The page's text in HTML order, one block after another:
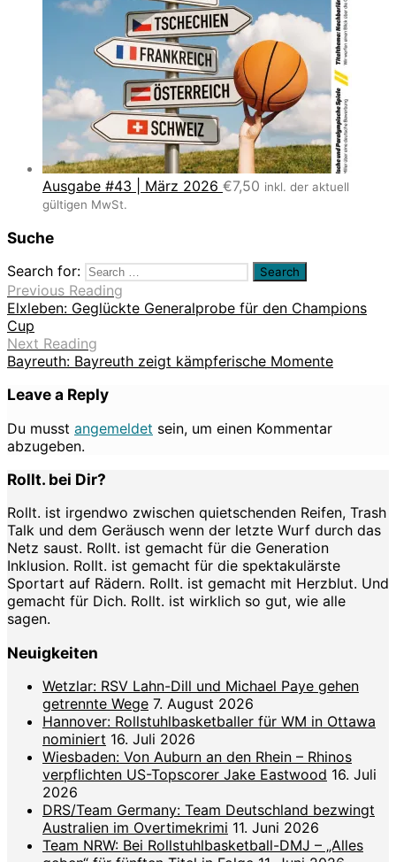
Ausgabe #43 | März 2026 €7,50 inkl. der aktuell
gültigen MwSt.
Suche
Search for:
Previous Reading
Elxleben: Geglückte Generalprobe für den Champions
Cup
Next Reading
Bayreuth: Bayreuth zeigt kämpferische Momente
Leave a Reply
Du musst angemeldet sein, um einen Kommentar
abzugeben.
Rollt. bei Dir?
Rollt. ist irgendwo zwischen quietschenden Reifen, Trash
Talk und dem Geräusch wenn der letzte Wurf durch das
Netz saust. Rollt. ist gemacht für die Generation
Inklusion. Rollt. ist gemacht für die spektakulärste
Sportart auf Rädern. Rollt. ist gemacht mit Herzblut. Und
gemacht für Dich. Rollt. ist wirklich so gut, wie alle
sagen.
Neuigkeiten
Wetzlar: RSV Lahn-Dill und Michael Paye gehen
getrennte Wege 7. August 2026
Hannover: Rollstuhlbasketballer für WM in Ottawa
nominiert 16. Juli 2026
Wiesbaden: Von Auburn an den Rhein – Rhinos
verpflichten US-Topscorer Jake Eastwood 16. Juli
2026
DRS/Team Germany: Team Deutschland bezwingt
Australien im Overtimekrimi 11. Juni 2026
Team NRW: Bei Rollstuhlbasketball-DMJ – „Alles